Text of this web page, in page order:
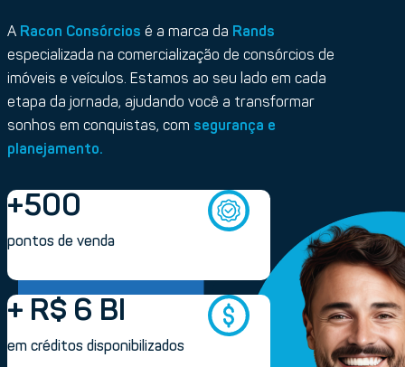
ARacon Consórcios é a marca da Rands
especializada na comercialização de consórcios de
imóveis e veículos. Estamos ao seu lado em cada
etapa da jornada, ajudando você a transformar
sonhos em conquistas, com segurança e
planejamento.
+500
pontos de venda
+ R$ 6 BI
em créditos disponibilizados